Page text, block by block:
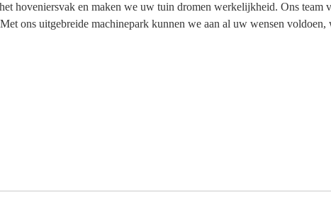
hoveniersvak en maken we uw tuin dromen werkelijkheid. Ons team
ons uitgebreide machinepark kunnen we aan al uw wensen